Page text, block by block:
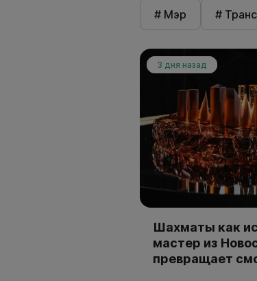
# Мэр #
3 дня назад
Шахматы как
мастер из
превращает